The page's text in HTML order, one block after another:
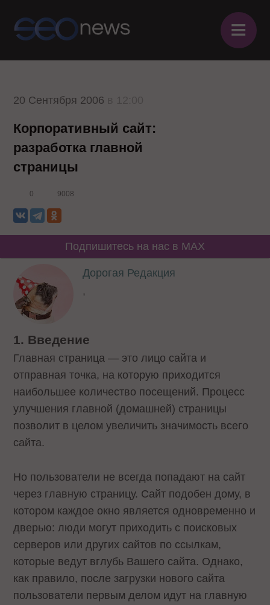
≡
20 Сентября 2006
Корпоративный сайт:
разработка главной
страницы
0 9008
Подпишитесь на нас в MAX
Дорогая Редакция
,
1. Введение
Главная страница — это лицо сайта и
отправная точка, на которую приходится
наибольшее количество посещений. Процесс
улучшения главной (домашней) страницы
позволит в целом увеличить значимость всего
сайта.
Но пользователи не всегда попадают на сайт
через главную страницу. Сайт подобен дому, в
котором каждое окно является одновременно и
дверью: люди могут приходить с поисковых
серверов или других сайтов по ссылкам,
которые ведут вглубь Вашего сайта. Однако,
как правило, после загрузки нового сайта
пользователи первым делом идут на главную